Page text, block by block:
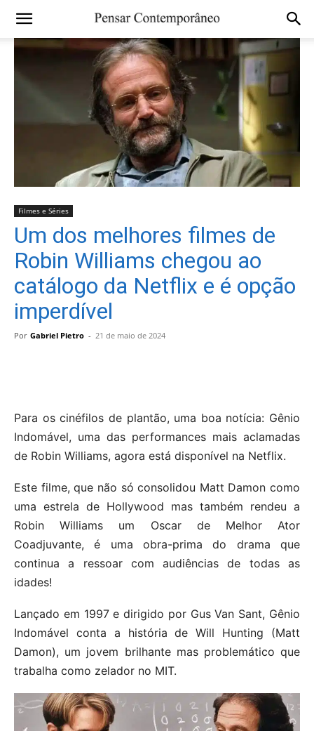
Filmes e Séries
Um dos melhores filmes de
Robin Williams chegou ao
catálogo da Netflix e é opção
imperdível
Por Gabriel Pietro - 21 de maio de 2024
Para os cinéfilos de plantão, uma boa notícia: Gênio
Indomável, uma das performances mais aclamadas
de Robin Williams, agora está disponível na Netflix.
Este filme, que não só consolidou Matt Damon como
uma estrela de Hollywood mas também rendeu a
Robin Williams um Oscar de Melhor Ator
Coadjuvante, é uma obra-prima do drama que
continua a ressoar com audiências de todas as
idades!
Lançado em 1997 e dirigido por Gus Van Sant, Gênio
Indomável conta a história de Will Hunting (Matt
Damon), um jovem brilhante mas problemático que
trabalha como zelador no MIT.